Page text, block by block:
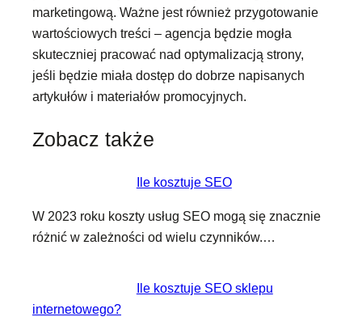
marketingową. Ważne jest również przygotowanie
wartościowych treści – agencja będzie mogła
skuteczniej pracować nad optymalizacją strony,
jeśli będzie miała dostęp do dobrze napisanych
artykułów i materiałów promocyjnych.
Zobacz także
Ile kosztuje SEO
W 2023 roku koszty usług SEO mogą się znacznie
różnić w zależności od wielu czynników.…
Ile kosztuje SEO sklepu
internetowego?